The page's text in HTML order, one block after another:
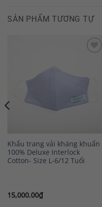
SẢN PHẨM TƯƠNG TỰ
Khẩu trang vải kháng khuẩn
100% Deluxe Interlock
Cotton- Size L-6/12 Tuổi
15,000.00₫